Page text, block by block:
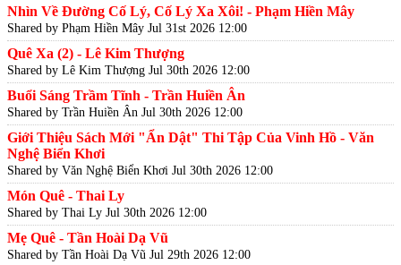
Nhìn Về Đường Cố Lý, Cố Lý Xa Xôi! - Phạm Hiền Mây
Shared by Phạm Hiền Mây Jul 31st 2026 12:00
Quê Xa (2) - Lê Kim Thượng
Shared by Lê Kim Thượng Jul 30th 2026 12:00
Buổi Sáng Trầm Tĩnh - Trần Huiền Ân
Shared by Trần Huiền Ân Jul 30th 2026 12:00
Giới Thiệu Sách Mới "Ẩn Dật" Thi Tập Của Vinh Hồ - Văn
Nghệ Biển Khơi
Shared by Văn Nghệ Biển Khơi Jul 30th 2026 12:00
Món Quê - Thai Ly
Shared by Thai Ly Jul 30th 2026 12:00
Mẹ Quê - Tần Hoài Dạ Vũ
Shared by Tần Hoài Dạ Vũ Jul 29th 2026 12:00